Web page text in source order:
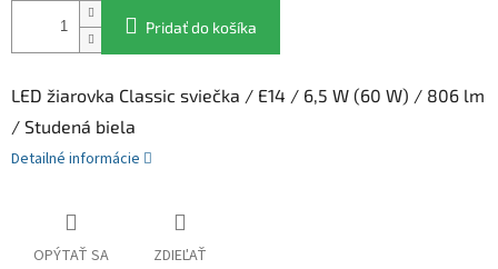
Pridať do košíka
LED žiarovka Classic sviečka / E14 / 6,5 W (60 W) / 806 lm
/ Studená biela
Detailné informácie
OPÝTAŤ SA ZDIEĽAŤ